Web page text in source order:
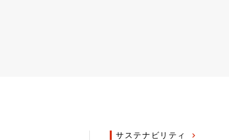
サステナビリティ